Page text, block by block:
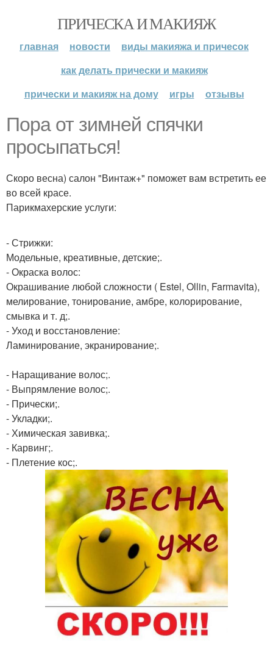
ПРИЧЕСКА И МАКИЯЖ
главная новости
виды макияжа и причесок
как делать прически и макияж
прически и макияж на дому
игры отзывы
Пора от зимней спячки
просыпаться!
Скоро весна) салон "Винтаж+" поможет вам встретить ее
во всей красе.
Парикмахерские услуги:
- Стрижки:
Модельные, креативные, детские;.
- Окраска волос:
Окрашивание любой сложности ( Estel, Ollin, Farmavita),
мелирование, тонирование, амбре, колорирование,
смывка и т. д;.
- Уход и восстановление:
Ламинирование, экранирование;.
- Наращивание волос;.
- Выпрямление волос;.
- Прически;.
- Укладки;.
- Химическая завивка;.
- Карвинг;.
- Плетение кос;.